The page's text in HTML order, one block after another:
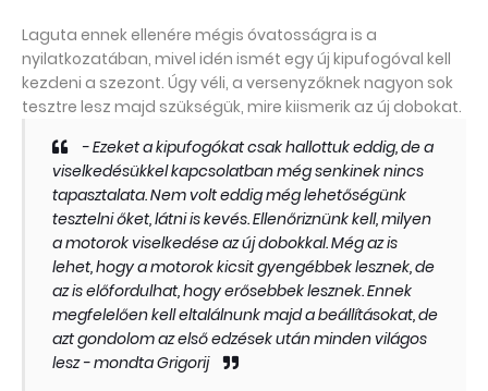
Laguta ennek ellenére mégis óvatosságra is a
nyilatkozatában, mivel idén ismét egy új kipufogóval kell
kezdeni a szezont. Úgy véli, a versenyzőknek nagyon sok
tesztre lesz majd szükségük, mire kiismerik az új dobokat.
- Ezeket a kipufogókat csak hallottuk eddig, de a
viselkedésükkel kapcsolatban még senkinek nincs
tapasztalata. Nem volt eddig még lehetőségünk
tesztelni őket, látni is kevés. Ellenőriznünk kell, milyen
a motorok viselkedése az új dobokkal. Még az is
lehet, hogy a motorok kicsit gyengébbek lesznek, de
az is előfordulhat, hogy erősebbek lesznek. Ennek
megfelelően kell eltalálnunk majd a beállításokat, de
azt gondolom az első edzések után minden világos
lesz - mondta Grigorij